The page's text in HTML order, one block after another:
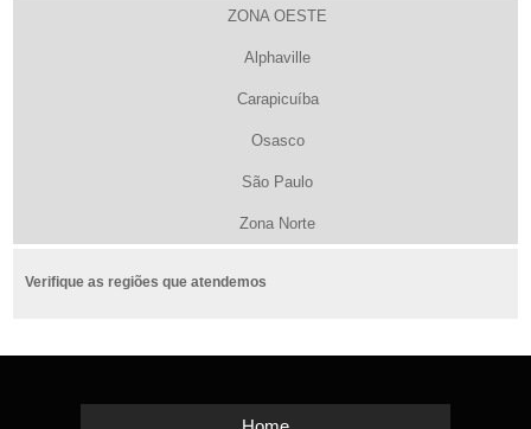
ZONA OESTE
Alphaville
Carapicuíba
Osasco
São Paulo
Zona Norte
Verifique as regiões que atendemos